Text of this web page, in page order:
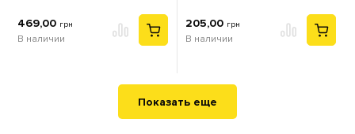
469,00 грн
В наличии
205,00 грн
В наличии
Показать еще